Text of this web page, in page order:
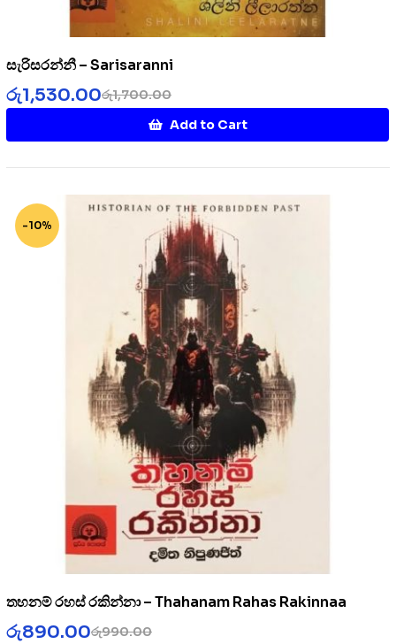
සැරිසරන්නී – Sarisaranni
රු1,700.00
රු1,530.00
Add to Cart
-10%
තහනම් රහස් රකින්නා – Thahanam Rahas Rakinnaa
රු990.00
රු890.00